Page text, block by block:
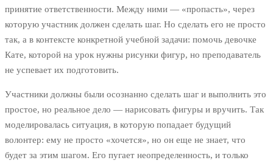
принятие ответственности. Между ними — «пропасть», через
которую участник должен сделать шаг. Но сделать его не просто
так, а в контексте конкретной учебной задачи: помочь девочке
Кате, которой на урок нужны рисунки фигур, но преподаватель
не успевает их подготовить.
Участники должны были осознанно сделать шаг и выполнить это
простое, но реальное дело — нарисовать фигуры и вручить. Так
моделировалась ситуация, в которую попадает будущий
волонтер: ему не просто «хочется», но он еще не знает, что
будет за этим шагом. Его пугает неопределенность, и только